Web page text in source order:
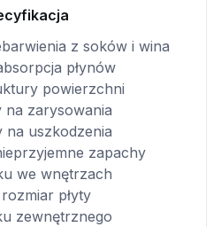
z soków i wina
płynów
powierzchni
zarysowania
na uszkodzenia
zapachy
we wnętrzach
rozmiar płyty
zewnętrznego